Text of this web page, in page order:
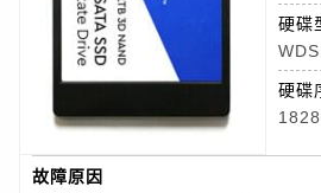
硬碟
硬碟
故障原因